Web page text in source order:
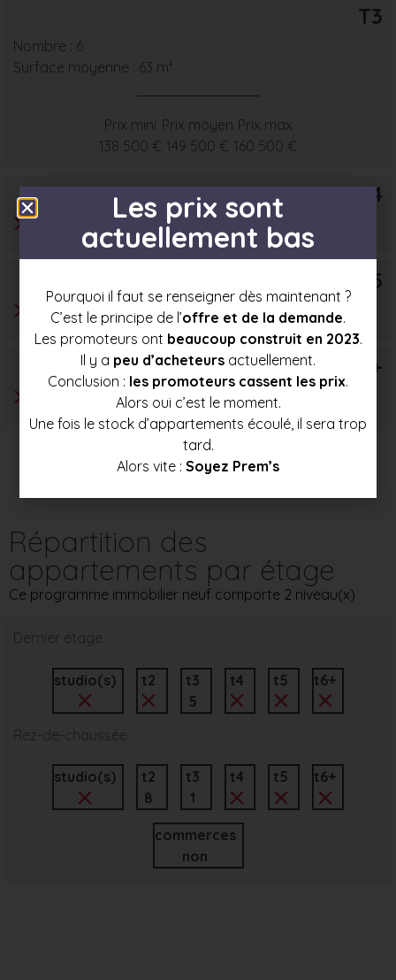
T3
Nombre : 6
Surface moyenne : 63 m²
Prix mini
138 500 €
Prix moyen
149 500 €
Prix max
160 500 €
T4
T5
T6+
Répartition des
appartements par étage
Ce programme immobilier neuf comporte 2 niveau(x)
Dernier étage
studio(s) t2
t3
5
t4 t5 t6+
Rez-de-chaussée
studio(s)
t2
8
t3
1
t4 t5 t6+
commerces
non
Les prix sont
actuellement bas
Pourquoi il faut se renseigner dès maintenant ?
C’est le principe de l’offre et de la demande.
Les promoteurs ont beaucoup construit en 2023.
Il y a peu d’acheteurs actuellement.
Conclusion : les promoteurs cassent les prix.
Alors oui c’est le moment.
Une fois le stock d’appartements écoulé, il sera trop
tard.
Alors vite : Soyez Prem’s